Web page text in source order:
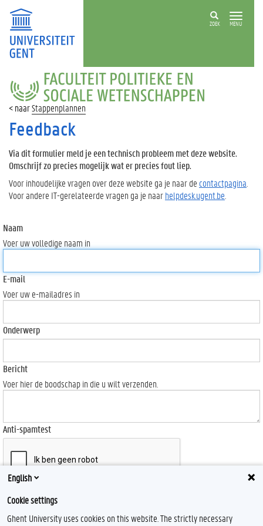
ZOEK MENU
FACULTEIT
POLITIEKE
EN
SOCIALE
WETENSCHAPPEN
Stappenplannen
Feedback
Via dit formulier meld je een technisch probleem met deze website.
Omschrijf zo precies mogelijk wat er precies fout liep.
Voor inhoudelijke vragen over deze website ga je naar de contactpagina
Voor andere IT-gerelateerde vragen ga je naarhelpdesk.ugent.be
Naam
Voer uw volledige naam in
E-mail
Voer uw e-mailadres in
Onderwerp
Bericht
Voer hier de boodschap in die u wilt verzenden.
Anti-spamtest
Send
English
Cookie settings
Ghent University uses cookies on this website. The strictly necessary